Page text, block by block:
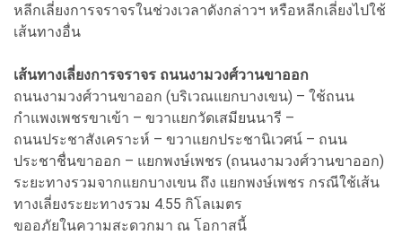
หลีกเลี่ยงการจราจรในช่วงเวลาดังกล่าวฯ หรือหลีกเลี่ยงไปใช้
เส้นทางอื่น
เส้นทางเลี่ยงการจราจร ถนนงามวงศ์วานขาออก
ถนนงามวงศ์วานขาออก (บริเวณแยกบางเขน) – ใช้ถนน
กำแพงเพชรขาเข้า – ขวาแยกวัดเสมียนนารี –
ถนนประชาสังเคราะห์ – ขวาแยกประชานิเวศน์ – ถนน
ประชาชื่นขาออก – แยกพงษ์เพชร (ถนนงามวงศ์วานขาออก)
ระยะทางรวมจากแยกบางเขน ถึง แยกพงษ์เพชร กรณีใช้เส้น
ทางเลี่ยงระยะทางรวม 4.55 กิโลเมตร
ขออภัยในความสะดวกมา ณ โอกาสนี้